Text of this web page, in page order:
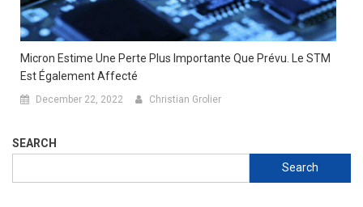
Micron Estime Une Perte Plus Importante Que Prévu. Le STM
Est Également Affecté
December 22, 2022 Christian Grolier
SEARCH
Search